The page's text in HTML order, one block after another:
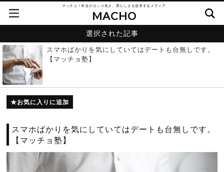
マッチョ！本当のカッコ良さ、男らしさを追求するメディア
MACHO
選択された記事
スマホばかりを気にしていてはデートも台無しです。
【マッチョ塾】
お気に入りに追加
スマホばかりを気にしていてはデートも台無しです。
【マッチョ塾】